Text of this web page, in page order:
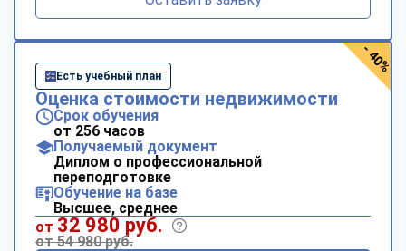
Есть учебный план
Оценка стоимости недвижимости
Срок обучения
от 256 часов
Получаемый документ
Диплом о профессиональной
переподготовке
Обучение на базе
Высшее, среднее
от 32 980 руб.
от 54 980 руб.
- 40%